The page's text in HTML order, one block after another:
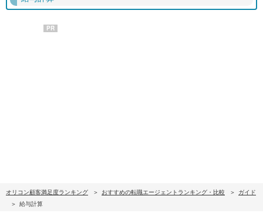
PR
オリコン顧客満足度ランキング おすすめの転職エージェントランキング・比較
ガイド
給与計算